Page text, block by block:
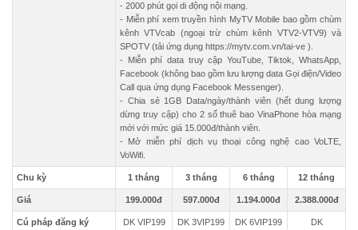
- 2000 phút gọi di động nội mạng.
- Miễn phí xem truyền hình MyTV Mobile bao gồm chùm
kênh VTVcab (ngoại trừ chùm kênh VTV2-VTV9) và
SPOTV (tải ứng dụng https://mytv.com.vn/tai-ve ).
- Miễn phí data truy cập YouTube, Tiktok, WhatsApp,
Facebook (không bao gồm lưu lượng data Gọi điện/Video
Call qua ứng dụng Facebook Messenger).
- Chia sẻ 1GB Data/ngày/thành viên (hết dung lượng
dừng truy cập) cho 2 số thuê bao VinaPhone hòa mạng
mới với mức giá 15.000đ/thành viên.
- Mở miễn phí dịch vụ thoại công nghệ cao VoLTE,
VoWifi.
Chu kỳ 1 tháng 3 tháng 6 tháng 12 tháng
Giá 199.000đ 597.000đ 1.194.000đ 2.388.000đ
Cú pháp đăng ký
DK VIP199
DK 3VIP199
DK 6VIP199
DK